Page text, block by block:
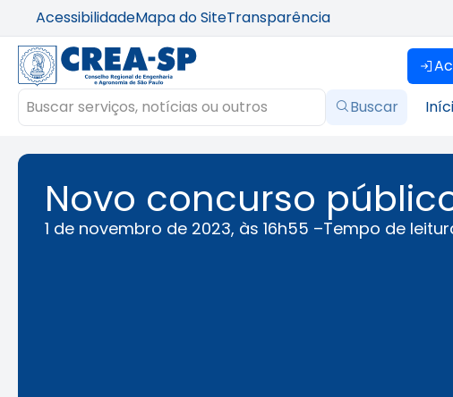
AcessibilidadeMapa do SiteTransparência
Buscar
Novo concurso
1 de novembro de 2023, às 16h55 –Tempo de